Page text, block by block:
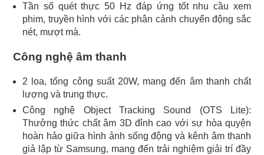
Tần số quét thực 50 Hz đáp ứng tốt nhu cầu xem
phim, truyền hình với các phân cảnh chuyển động sắc
nét, mượt mà.
Công nghệ âm thanh
2 loa, tổng công suất 20W, mang đến âm thanh chất
lượng và trung thực.
Công nghệ Object Tracking Sound (OTS Lite):
Thưởng thức chất âm 3D đỉnh cao với sự hòa quyện
hoàn hảo giữa hình ảnh sống động và kênh âm thanh
giả lập từ Samsung, mang đến trải nghiệm giải trí đầy